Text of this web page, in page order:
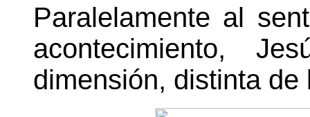
Paralelamente al
acontecimiento,
dimensión, distinta de